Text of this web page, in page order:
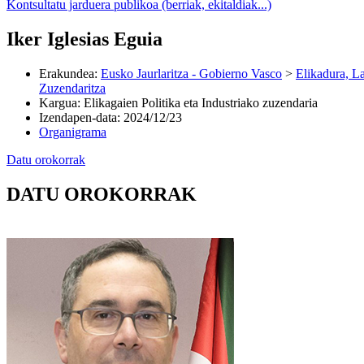
Kontsultatu jarduera publikoa (berriak, ekitaldiak...)
Iker Iglesias Eguia
Erakundea: Eusko Jaurlaritza - Gobierno Vasco > Elikadura,
Zuzendaritza
Kargua: Elikagaien Politika eta Industriako zuzendaria
Izendapen-data: 2024/12/23
Organigrama
Datu orokorrak
DATU OROKORRAK